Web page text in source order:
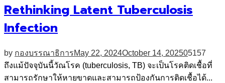
Rethinking Latent Tuberculosis
Infection
by กองบรรณาธิการMay 22, 2024October 14, 202505157
ถึงแม้ปัจจุบันนี้วัณโรค (tuberculosis, TB) จะเป็นโรคติดเชื้อที่
สามารถรักษาให้หายขาดและสามารถป้องกันการติดเชื้อได้...